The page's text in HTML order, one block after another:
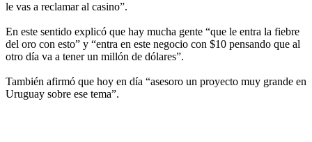
le vas a reclamar al casino”.
En este sentido explicó que hay mucha gente “que le entra la fiebre
del oro con esto” y “entra en este negocio con $10 pensando que al
otro día va a tener un millón de dólares”.
También afirmó que hoy en día “asesoro un proyecto muy grande en
Uruguay sobre ese tema”.